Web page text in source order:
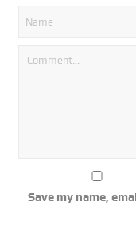
Save my name,